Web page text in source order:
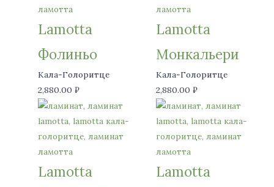
Lamotta
Фолиньо
Кала-Голоритце
2,880.00₽
Lamotta
Монкальери
Кала-Голоритце
2,880.00 ₽
Lamotta
Lamotta